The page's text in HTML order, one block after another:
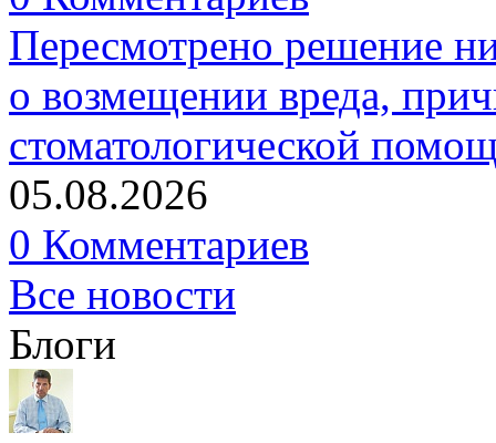
Пересмотрено решение
о возмещении вреда,
стоматологической
05.08.2026
0 Комментариев
Все новости
Блоги